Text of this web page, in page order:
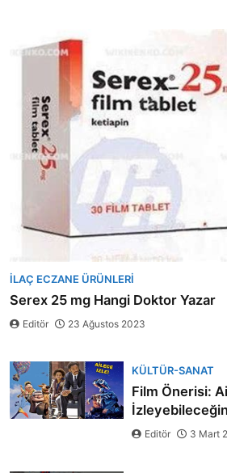
İLAÇ ECZANE ÜRÜNLERI
Serex 25 mg Hangi Doktor Yazar
Editör 23 Ağustos 2023
KÜLTÜR-SANAT
Film Önerisi:
Editör 3 Mart